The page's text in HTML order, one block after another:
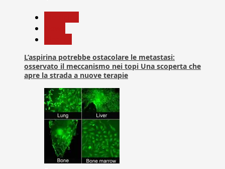
L’aspirina potrebbe ostacolare le metastasi:
osservato il meccanismo nei topi Una scoperta che
apre la strada a nuove terapie